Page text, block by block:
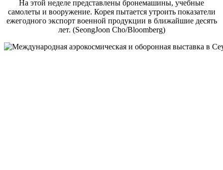
На этой неделе представлены бронемашины, учебные
самолеты и вооружение. Корея пытается утроить показатели
ежегодного экспорт военной продукции в ближайшие десять
лет. (SeongJoon Cho/Bloomberg)